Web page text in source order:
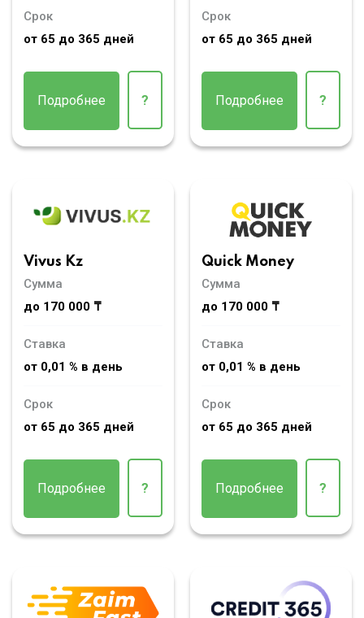
Срок
от 65 до 365 дней
Подробнее ?
Срок
от 65 до 365 дней
Подробнее ?
Vivus Kz
Сумма
до 170 000 ₸
Ставка
от 0,01 % в день
Срок
от 65 до 365 дней
Подробнее ?
Quick Money
Сумма
до 170 000 ₸
Ставка
от 0,01 % в день
Срок
от 65 до 365 дней
Подробнее ?